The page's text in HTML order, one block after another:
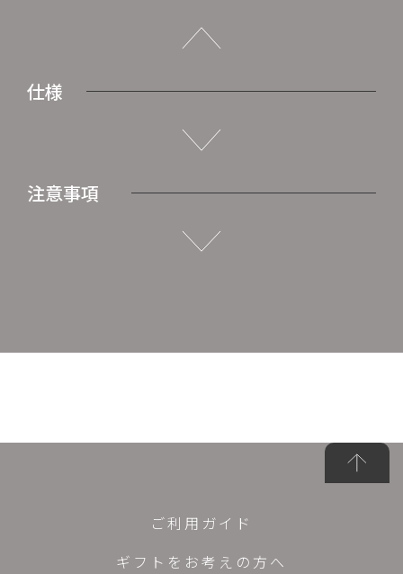
仕様
注意事項
ご利用ガイド
ギフトをお考えの方へ